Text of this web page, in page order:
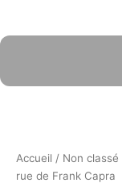
contenu
Accueil / Non classé
rue de Frank Capra
639-
640